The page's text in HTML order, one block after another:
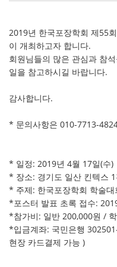
2019년 한국포장학회 제55
이 개최하고자 합니다.
회원님들의 많은 관심과 참
일을 참고하시길 바랍니다.
감사합니다.
* 문의사항은 010-7713-
* 일정: 2019년 4월 17일(수)
* 장소: 경기도 일산 킨텍스
* 주제: 한국포장학회 학술
*포스터 발표 초록 접수:
*참가비: 일반 200,000원 /
*입금계좌: 국민은행
현장 카드결제 가능 )